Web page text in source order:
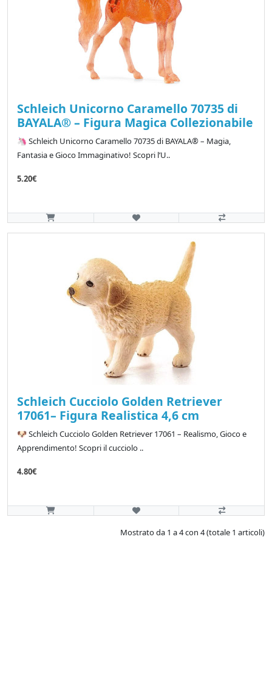
Schleich Unicorno Caramello 70735 di
BAYALA® – Figura Magica Collezionabile
🦄 Schleich Unicorno Caramello 70735 di BAYALA® – Magia,
Fantasia e Gioco Immaginativo! Scopri l’U..
5.20€
Schleich Cucciolo Golden Retriever
17061– Figura Realistica 4,6 cm
🐶 Schleich Cucciolo Golden Retriever 17061 – Realismo, Gioco e
Apprendimento! Scopri il cucciolo ..
4.80€
Mostrato da 1 a 4 con 4 (totale 1 articoli)